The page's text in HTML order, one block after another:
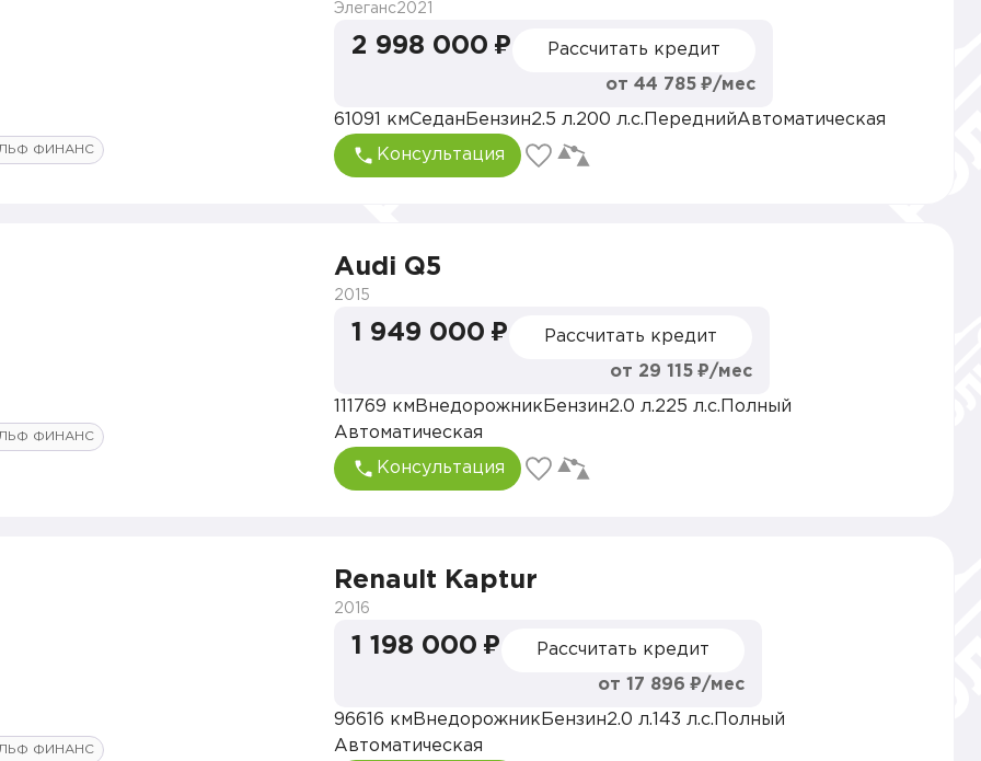
ФИНАНС
Элеганс2021
2 998 000 ₽ Рассчитать кредит
от 44 785 ₽/мес
61091 кмСедан Бензин2.5 л.200 л.с. ПереднийАвтоматическая
Консультация
ФИНАНС
Audi Q5
2015
1 949 000 ₽ Рассчитать кредит
от 29 115 ₽/мес
111769 км Внедорожник Бензин2.0 л.225 л.с. Полный
Автоматическая
Консультация
ФИНАНС
Renault Kaptur
2016
1 198 000 ₽ Рассчитать кредит
от 17 896 ₽/мес
96616 км Внедорожник Бензин2.0 л. 143 л.с. Полный
Автоматическая